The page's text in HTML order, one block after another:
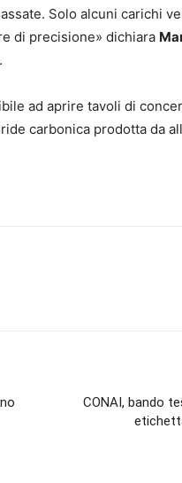
Solo alcuni carichi
di precisione» dichiara
ad aprire tavoli di
carbonica prodotta da
CONAI, bando